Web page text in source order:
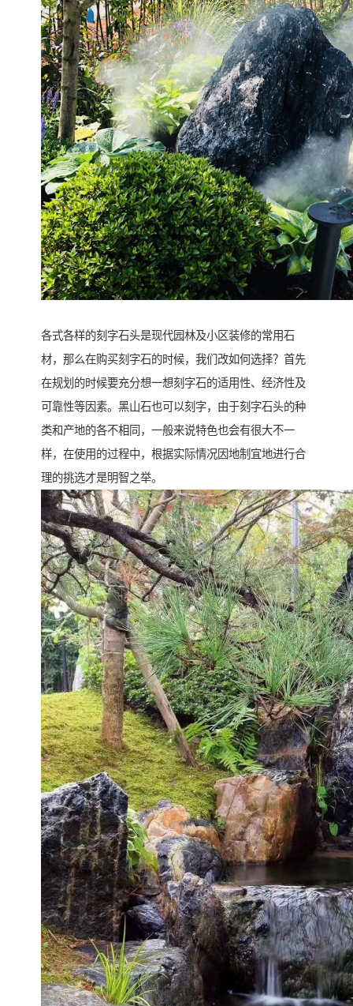
各式各样的刻字石头是现代园林及小区装修的常用石
材，那么在购买刻字石的时候，我们改如何选择？首先
在规划的时候要充分想一想刻字石的适用性、经济性及
可靠性等因素。黑山石也可以刻字，由于刻字石头的种
类和产地的各不相同，一般来说特色也会有很大不一
样，在使用的过程中，根据实际情况因地制宜地进行合
理的挑选才是明智之举。